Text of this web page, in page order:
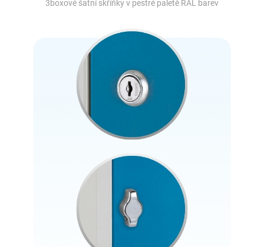
3boxové šatní skříňky v pestré paletě RAL barev